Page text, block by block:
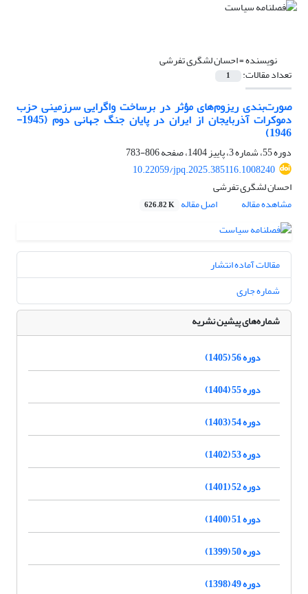
نویسنده =احسان لشگری تفرشی
تعداد مقالات: 1
صورت‌بندی ریزوم‌های مؤثر در برساخت واگرایی سرزمینی حزب
دموکرات آذربایجان از ایران در پایان جنگ جهانی دوم (1945-
1946)
دوره 55، شماره 3، پاییز 1404، صفحه
806-783
10.22059/jpq.2025.385116.1008240
احسان لشگری تفرشی
مشاهده مقاله
اصل مقاله 626.82 K
مقالات آماده انتشار
شماره جاری
شماره‌های پیشین نشریه
دوره 56 (1405)
دوره 55 (1404)
دوره 54 (1403)
دوره 53 (1402)
دوره 52 (1401)
دوره 51 (1400)
دوره 50 (1399)
دوره 49 (1398)